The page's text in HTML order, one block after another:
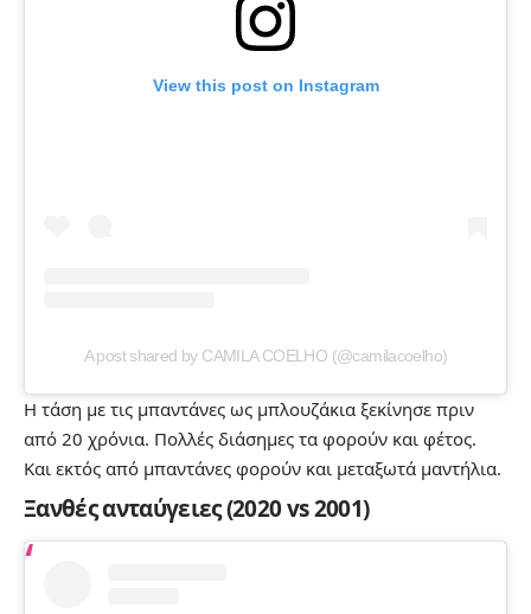
View this post on Instagram
A post shared by CAMILA COELHO (@camilacoelho)
Η τάση με τις μπαντάνες ως μπλουζάκια ξεκίνησε πριν
από 20 χρόνια. Πολλές διάσημες τα φορούν και φέτος.
Και εκτός από μπαντάνες φορούν και μεταξωτά μαντήλια.
Ξανθές ανταύγειες (2020 vs 2001)